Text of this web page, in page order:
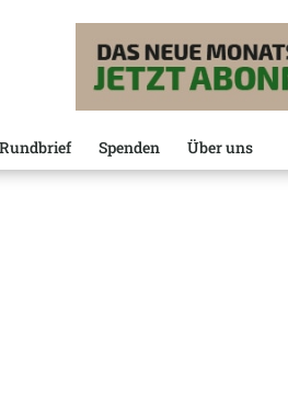
Rundbrief Spenden Über uns